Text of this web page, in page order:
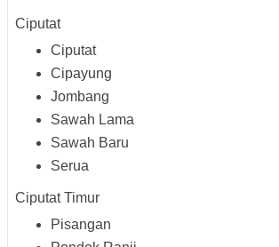
Ciputat
Ciputat
Cipayung
Jombang
Sawah Lama
Sawah Baru
Serua
Ciputat Timur
Pisangan